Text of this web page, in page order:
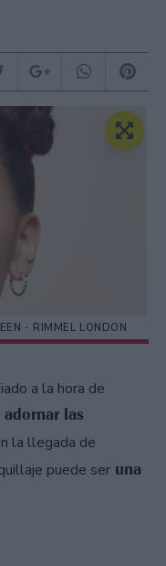
- RIMMEL LONDON
a la hora de
adornar las
la llegada de
puede ser una